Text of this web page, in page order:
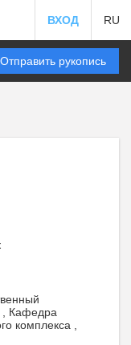
ВХОД RU
Отправить рукопись
, Кафедра
комплекса ,